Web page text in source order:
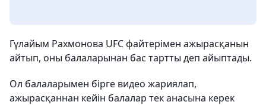
Гүлайым Рахмонова UFC файтерімен ажырасқанын
айтып, оны балаларынан бас тартты деп айыптады.
Ол балаларымен бірге видео жариялап,
ажырасқаннан кейін балалар тек анасына керек